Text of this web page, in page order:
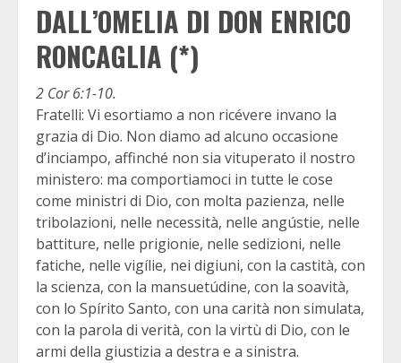
DALL’OMELIA DI DON ENRICO
RONCAGLIA (*)
2 Cor 6:1-10.
Fratelli: Vi esortiamo a non ricévere invano la
grazia di Dio. Non diamo ad alcuno occasione
d’inciampo, affinché non sia vituperato il nostro
ministero: ma comportiamoci in tutte le cose
come ministri di Dio, con molta pazienza, nelle
tribolazioni, nelle necessità, nelle angústie, nelle
battiture, nelle prigionie, nelle sedizioni, nelle
fatiche, nelle vigílie, nei digiuni, con la castità, con
la scienza, con la mansuetúdine, con la soavità,
con lo Spírito Santo, con una carità non simulata,
con la parola di verità, con la virtù di Dio, con le
armi della giustizia a destra e a sinistra.